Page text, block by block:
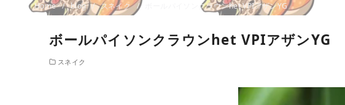
Home blog スネイク ボールパイソンクラウンhet VPIアザンYG
ボールパイソンクラウンhet VPIアザンYG
スネイク